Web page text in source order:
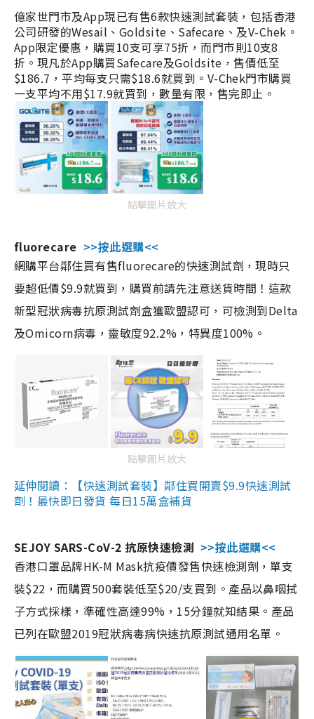
億家世門市及App現已有售6款快速測試套裝，包括香港
公司研發的Wesail、Goldsite、Safecare、及V-Chek。
App限定優惠，購買10支可享75折，而門市則10支8
折。現凡於App購買Safecare及Goldsite，售價低至
$186.7，平均每支只需$18.6就買到。V-Chek門市購買
一支平均不用$17.9就買到，數量有限，售完即止。
點擊圖片放大
fluorecare >>按此選購<<
網購平台鄰住買有售fluorecare的快速測試劑，現時只
要超低價$9.9就買到，購買前請先注意送貨時間！這款
新型冠狀病毒抗原測試劑盒獲歐盟認可，可檢測到Delta
及Omicorn病毒，靈敏度92.2%，特異度100%。
點擊圖片放大
延伸閱讀：【快速測試套裝】鄰住買開賣$9.9快速測試
劑！最快即日發貨 每日15萬盒補貨
SEJOY SARS-CoV-2 抗原快速檢測 >>按此選購<<
香港口罩品牌HK-M Mask抗疫價發售快速檢測劑，單支
裝$22，而購買500套裝低至$20/支買到。產品以鼻咽拭
子方式採樣，準確性高達99%，15分鐘就知結果。產品
已列在歐盟2019冠狀病毒病快速抗原測試通用名單。